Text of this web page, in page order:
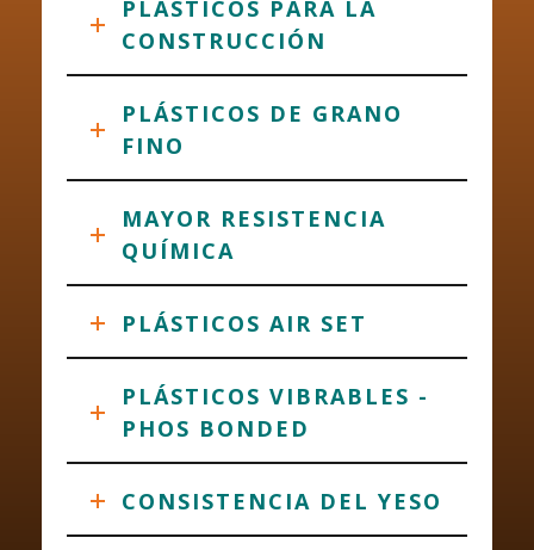
PLÁSTICOS PARA LA
CONSTRUCCIÓN
PLÁSTICOS DE GRANO
FINO
MAYOR RESISTENCIA
QUÍMICA
PLÁSTICOS AIR SET
PLÁSTICOS VIBRABLES -
PHOS BONDED
CONSISTENCIA DEL YESO